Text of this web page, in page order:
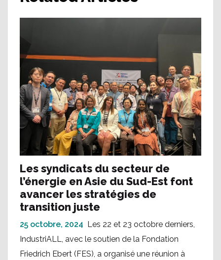
Les syndicats du secteur de
l’énergie en Asie du Sud-Est font
avancer les stratégies de
transition juste
25 octobre, 2024 Les 22 et 23 octobre derniers,
IndustriALL, avec le soutien de la Fondation
Friedrich Ebert (FES), a organisé une réunion à